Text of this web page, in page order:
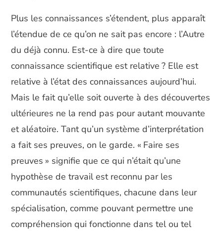
Plus les connaissances s’étendent, plus apparaît
l’étendue de ce qu’on ne sait pas encore : l’Autre
du déjà connu. Est-ce à dire que toute
connaissance scientifique est relative ? Elle est
relative à l’état des connaissances aujourd’hui.
Mais le fait qu’elle soit ouverte à des découvertes
ultérieures ne la rend pas pour autant mouvante
et aléatoire. Tant qu’un système d’interprétation
a fait ses preuves, on le garde. « Faire ses
preuves » signifie que ce qui n’était qu’une
hypothèse de travail est reconnu par les
communautés scientifiques, chacune dans leur
spécialisation, comme pouvant permettre une
compréhension qui fonctionne dans tel ou tel